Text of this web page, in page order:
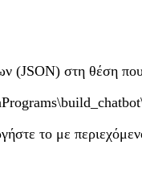
(JSON) στη θέση που
το με